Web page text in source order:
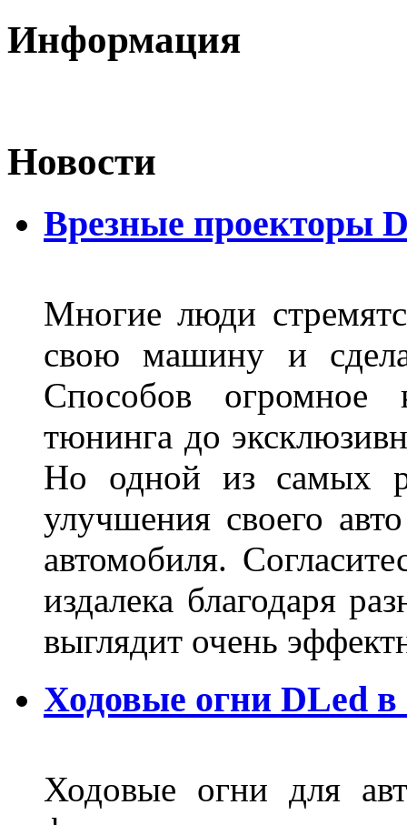
Информация
Новости
Врезные проекторы
Многие люди
свою машину и
Способов огромное
тюнинга до
Но одной из самых
улучшения своего
автомобиля.
издалека благодаря
выглядит очень
Ходовые огни DLed
Ходовые огни для